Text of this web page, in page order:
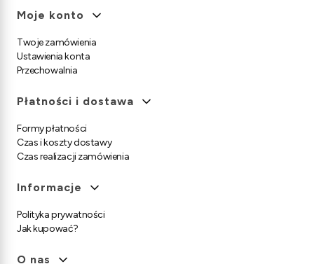
Moje konto
Twoje zamówienia
Ustawienia konta
Przechowalnia
Płatności i dostawa
Formy płatności
Czas i koszty dostawy
Czas realizacji zamówienia
Informacje
Polityka prywatności
Jak kupować?
O nas